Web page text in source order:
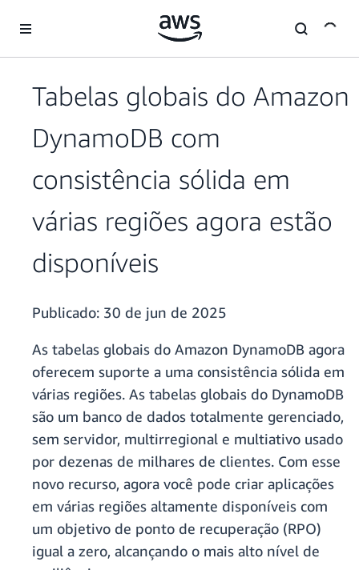
Pular para o conteúdo principal
Tabelas globais do Amazon
DynamoDB com
consistência sólida em
várias regiões agora estão
disponíveis
Publicado: 30 de jun de 2025
As tabelas globais do Amazon DynamoDB agora
oferecem suporte a uma consistência sólida em
várias regiões. As tabelas globais do DynamoDB
são um banco de dados totalmente gerenciado,
sem servidor, multirregional e multiativo usado
por dezenas de milhares de clientes. Com esse
novo recurso, agora você pode criar aplicações
em várias regiões altamente disponíveis com
um objetivo de ponto de recuperação (RPO)
igual a zero, alcançando o mais alto nível de